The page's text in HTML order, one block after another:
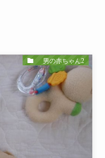
男の赤ちゃん2